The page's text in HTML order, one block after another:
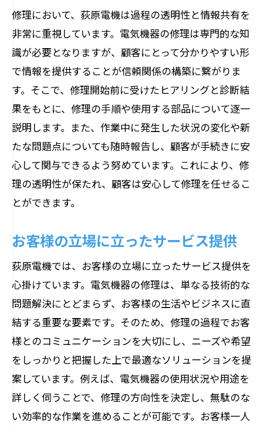
修理において、荻原電機は過程の透明性と情報共有を
非常に重視しています。電気機器の修理は専門的な知
識が必要となりますが、顧客にとって分かりやすい形
で情報を提供することが信頼関係の構築に繋がりま
す。そこで、修理開始前に受けたヒアリングと診断結
果をもとに、修理の手順や使用する部品について逐一
説明します。また、作業中に発生した状況の変化や新
たな問題点についても随時報告し、顧客が手続きに安
心して関与できるよう努めています。これにより、修
理の透明性が保たれ、顧客は安心して修理を任せるこ
とができます。
お客様の立場に立ったサービス提供
荻原電機では、お客様の立場に立ったサービス提供を
心掛けています。電気機器の修理は、単なる技術的な
問題解決にとどまらず、お客様の生活やビジネスに直
結する重要な要素です。そのため、修理の過程でお客
様とのコミュニケーションを大切にし、ニーズや希望
をしっかりと把握した上で最適なソリューションを提
案しています。例えば、電気機器の使用状況や用途を
詳しく伺うことで、修理の方向性を決定し、無駄のな
い効率的な作業を進めることが可能です。お客様一人